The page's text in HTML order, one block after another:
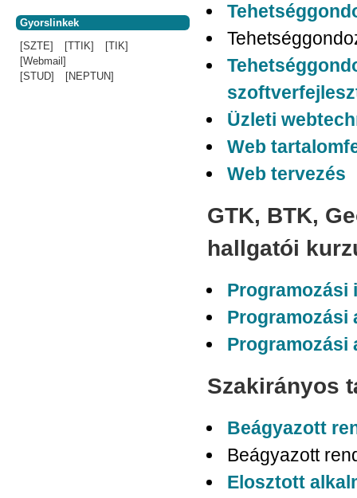
Üzleti
Web
Web tervezés
GTK, BTK,
hallgatói
Programozási
Programozási
Programozási
Szakirányos
Beágyazott
Beágyazott
Elosztott
Gyorslinkek
[SZTE]
[TTIK]
[TIK]
[Webmail]
[STUD]
[NEPTUN]